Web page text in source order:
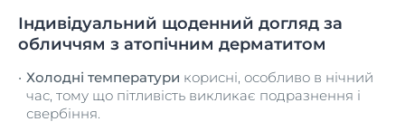
Індивідуальний щоденний догляд за
обличчям з атопічним дерматитом
Холодні температури корисні, особливо в нічний
час, тому що пітливість викликає подразнення і
свербіння.